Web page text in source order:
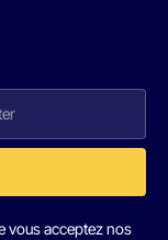
vous acceptez nos